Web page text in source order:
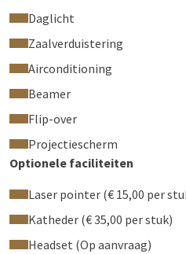
Gratis wifi
Airconditioning
Elektrische zonwering
Flipchart
Officekit met
Geluidsinstallatie
Blocnotes, pennen en
Handheld + headset
Daglicht
Zaalverduistering
Airconditioning
Beamer
Flip-over
Projectiescherm
Optionele faciliteiten
Laser pointer (€ 15,00 per
Katheder (€ 35,00 per stuk)
Headset (Op aanvraag)